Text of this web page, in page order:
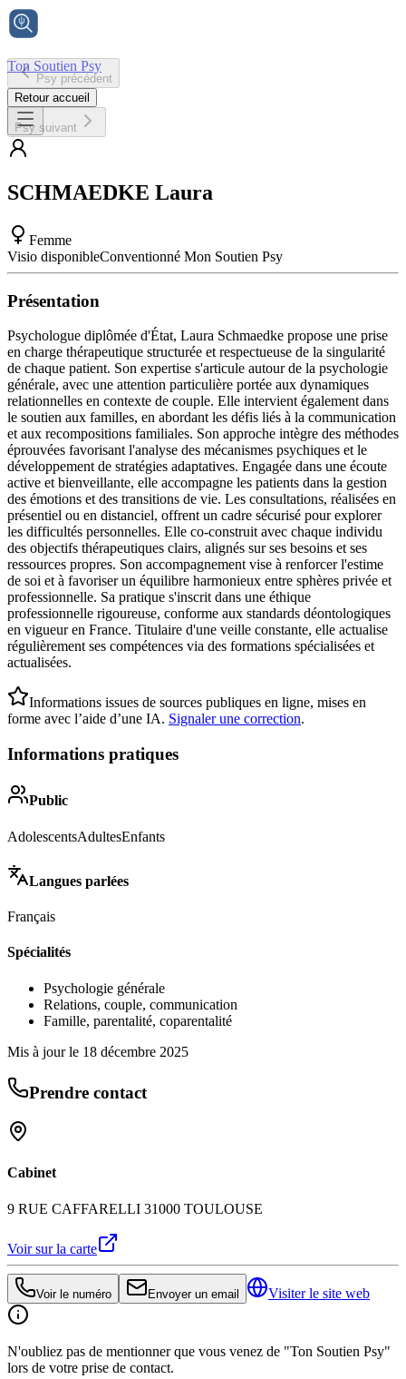
Ton Soutien Psy
Accueil
Psy précédent
Retour accueil
Psy suivant
SCHMAEDKE Laura
Femme
Visio disponibleConventionné Mon Soutien Psy
Présentation
Psychologue diplômée d'État, Laura Schmaedke propose une prise
en charge thérapeutique structurée et respectueuse de la singularité
de chaque patient. Son expertise s'articule autour de la psychologie
générale, avec une attention particulière portée aux dynamiques
relationnelles en contexte de couple. Elle intervient également dans
le soutien aux familles, en abordant les défis liés à la communication
et aux recompositions familiales. Son approche intègre des méthodes
éprouvées favorisant l'analyse des mécanismes psychiques et le
développement de stratégies adaptatives. Engagée dans une écoute
active et bienveillante, elle accompagne les patients dans la gestion
des émotions et des transitions de vie. Les consultations, réalisées en
présentiel ou en distanciel, offrent un cadre sécurisé pour explorer
les difficultés personnelles. Elle co-construit avec chaque individu
des objectifs thérapeutiques clairs, alignés sur ses besoins et ses
ressources propres. Son accompagnement vise à renforcer l'estime
de soi et à favoriser un équilibre harmonieux entre sphères privée et
professionnelle. Sa pratique s'inscrit dans une éthique
professionnelle rigoureuse, conforme aux standards déontologiques
en vigueur en France. Titulaire d'une veille constante, elle actualise
régulièrement ses compétences via des formations spécialisées et
actualisées.
Informations issues de sources publiques en ligne, mises en
forme avec l’aide d’une IA. Signaler une correction.
Informations pratiques
Public
AdolescentsAdultesEnfants
Langues parlées
Français
Spécialités
Psychologie générale
Relations, couple, communication
Famille, parentalité, coparentalité
Mis à jour le 18 décembre 2025
Prendre contact
Cabinet
9 RUE CAFFARELLI 31000 TOULOUSE
Voir sur la carte
Voir le numéro Envoyer un email Visiter le site web
N'oubliez pas de mentionner que vous venez de "Ton Soutien Psy"
lors de votre prise de contact.